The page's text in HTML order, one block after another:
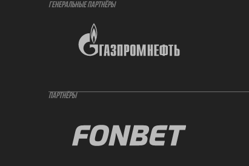
ГЕНЕРАЛЬНЫЕ ПАРТНЁРЫ
ПАРТНЁРЫ